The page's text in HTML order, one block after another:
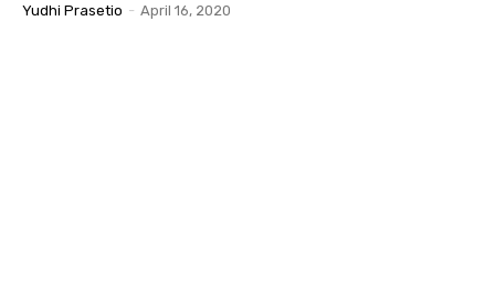
Yudhi Prasetio - April 16, 2020